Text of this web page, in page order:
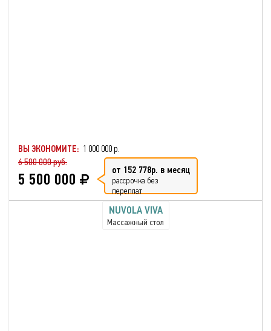
ВЫ ЭКОНОМИТЕ: 1 000 000 р.
6 500 000 руб.
5 500 000 от 152 778р. в месяц
рассрочка без
переплат
NUVOLA VIVA
Массажный стол